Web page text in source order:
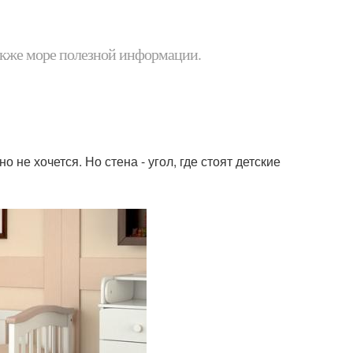
море полезной информации.
хочется. Но стена - угол, где стоят детские